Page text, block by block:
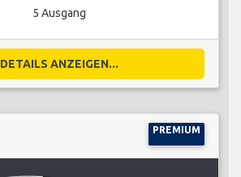
5 Ausgang
DETAILS ANZEIGEN...
PREMIUM